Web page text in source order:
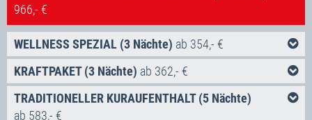
966,- €
WELLNESS SPEZIAL (3 Nächte) ab 354,- €
Inklusivleistungen:
3x Übernachtung in der gebuchten Zimmerkategorie
3x Halbpension
KRAFTPAKET (3 Nächte) ab 362,- €
Inklusivleistungen:
TRADITIONELLER KURAUFENTHALT (5 Nächte)
ab 583,- €